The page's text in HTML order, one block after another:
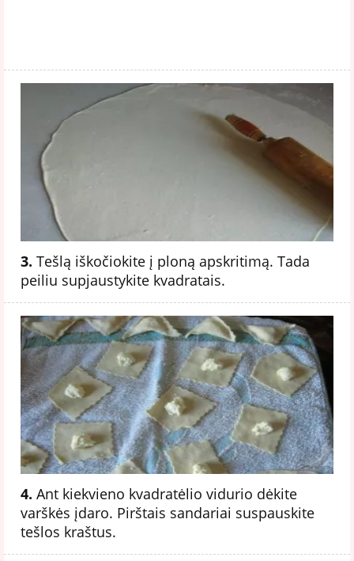
3. Tešlą iškočiokite į ploną apskritimą. Tada
peiliu supjaustykite kvadratais.
4. Ant kiekvieno kvadratėlio vidurio dėkite
varškės įdaro. Pirštais sandariai suspauskite
tešlos kraštus.